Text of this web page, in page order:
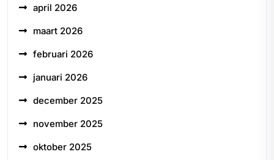
april 2026
maart 2026
februari 2026
januari 2026
december 2025
november 2025
oktober 2025